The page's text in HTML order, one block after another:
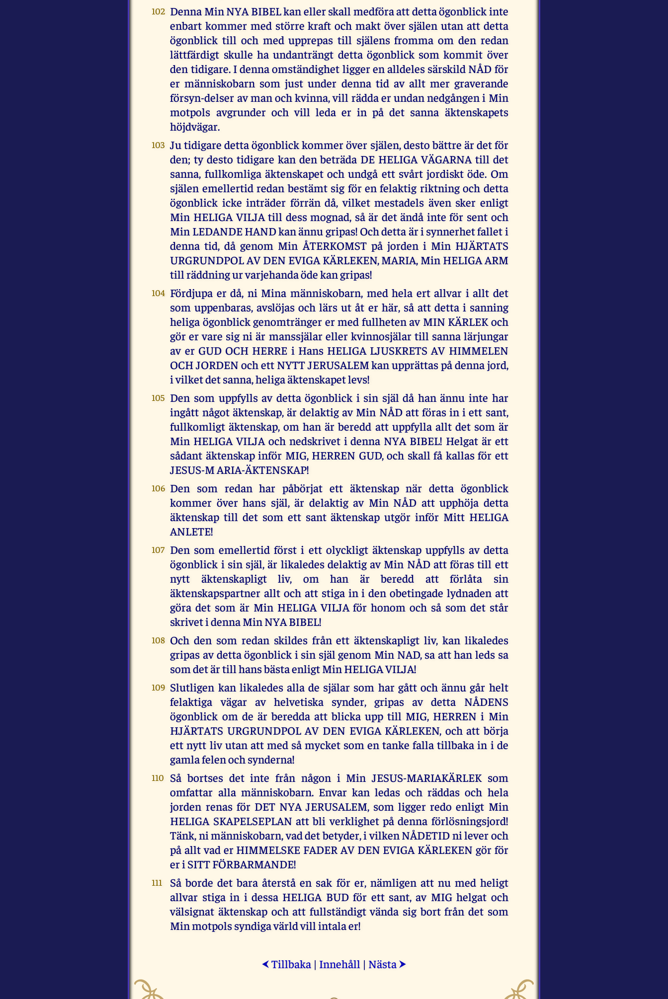
102 Denna Min NYA BIBEL kan eller skall medföra att detta ögonblick inte
enbart kommer med större kraft och makt över själen utan att detta
ögonblick till och med upprepas till själens fromma om den redan
lättfärdigt skulle ha undanträngt detta ögonblick som kommit över
den tidigare. I denna omständighet ligger en alldeles särskild NÅD för
er människobarn som just under denna tid av allt mer graverande
försyn-delser av man och kvinna, vill rädda er undan nedgången i Min
motpols avgrunder och vill leda er in på det sanna äktenskapets
höjdvägar.
103 Ju tidigare detta ögonblick kommer över själen, desto bättre är det för
den; ty desto tidigare kan den beträda DE HELIGA VÄGARNA till det
sanna, fullkomliga äktenskapet och undgå ett svårt jordiskt öde. Om
själen emellertid redan bestämt sig för en felaktig riktning och detta
ögonblick icke inträder förrän då, vilket mestadels även sker enligt
Min HELIGA VILJA till dess mognad, så är det ändå inte för sent och
Min LEDANDE HAND kan ännu gripas! Och detta är i synnerhet fallet i
denna tid, då genom Min ÅTERKOMST på jorden i Min HJÄRTATS
URGRUNDPOL AV DEN EVIGA KÄRLEKEN, MARIA, Min HELIGA ARM
till räddning ur varjehanda öde kan gripas!
104 Fördjupa er då, ni Mina människobarn, med hela ert allvar i allt det
som uppenbaras, avslöjas och lärs ut åt er här, så att detta i sanning
heliga ögonblick genomtränger er med fullheten av MIN KÄRLEK och
gör er vare sig ni är manssjälar eller kvinnosjälar till sanna lärjungar
av er GUD OCH HERRE i Hans HELIGA LJUSKRETS AV HIMMELEN
OCH JORDEN och ett NYTT JERUSALEM kan upprättas på denna jord,
i vilket det sanna, heliga äktenskapet levs!
105 Den som uppfylls av detta ögonblick i sin själ då han ännu inte har
ingått något äktenskap, är delaktig av Min NÅD att föras in i ett sant,
fullkomligt äktenskap, om han är beredd att uppfylla allt det som är
Min HELIGA VILJA och nedskrivet i denna NYA BIBEL! Helgat är ett
sådant äktenskap inför MIG, HERREN GUD, och skall få kallas för ett
JESUS-M ARIA-ÄKTENSKAP!
106 Den som redan har påbörjat ett äktenskap när detta ögonblick
kommer över hans själ, är delaktig av Min NÅD att upphöja detta
äktenskap till det som ett sant äktenskap utgör inför Mitt HELIGA
ANLETE!
107 Den som emellertid först i ett olyckligt äktenskap uppfylls av detta
ögonblick i sin själ, är likaledes delaktig av Min NÅD att föras till ett
nytt äktenskapligt liv, om han är beredd att förlåta sin
äktenskapspartner allt och att stiga in i den obetingade lydnaden att
göra det som är Min HELIGA VILJA för honom och så som det står
skrivet i denna Min NYA BIBEL!
108 Och den som redan skildes från ett äktenskapligt liv, kan likaledes
gripas av detta ögonblick i sin själ genom Min NAD, sa att han leds sa
som det är till hans bästa enligt Min HELIGA VILJA!
109 Slutligen kan likaledes alla de själar som har gått och ännu går helt
felaktiga vägar av helvetiska synder, gripas av detta NÅDENS
ögonblick om de är beredda att blicka upp till MIG, HERREN i Min
HJÄRTATS URGRUNDPOL AV DEN EVIGA KÄRLEKEN, och att börja
ett nytt liv utan att med så mycket som en tanke falla tillbaka in i de
gamla felen och synderna!
110
Så bortses det inte från någon i Min JESUS-MARIAKÄRLEK som
omfattar alla människobarn. Envar kan ledas och räddas och hela
jorden renas för DET NYA JERUSALEM, som ligger redo enligt Min
HELIGA SKAPELSEPLAN att bli verklighet på denna förlösningsjord!
Tänk, ni människobarn, vad det betyder, i vilken NÅDETID ni lever och
på allt vad er HIMMELSKE FADER AV DEN EVIGA KÄRLEKEN gör för
er i SITT FÖRBARMANDE!
111
Så borde det bara återstå en sak för er, nämligen att nu med heligt
allvar stiga in i dessa HELIGA BUD för ett sant, av MIG helgat och
välsignat äktenskap och att fullständigt vända sig bort från det som
Min motpols syndiga värld vill intala er!
⮜ Tillbaka | Innehåll | Nästa ⮞